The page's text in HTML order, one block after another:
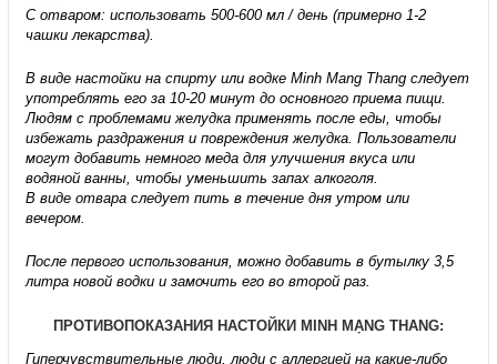
С отваром: использовать 500-600 мл / день (примерно 1-2
чашки лекарства).
В виде настойки на спирту или водке Minh Mang Thang следует
употреблять его за 10-20 минут до основного приема пищи.
Людям с проблемами желудка применять после еды, чтобы
избежать раздражения и повреждения желудка. Пользователи
могут добавить немного меда для улучшения вкуса или
водяной ванны, чтобы уменьшить запах алкоголя.
В виде отвара следует пить в течение дня утром или
вечером.
После первого использования, можно добавить в бутылку 3,5
литра новой водки и замочить его во второй раз.
ПРОТИВОПОКАЗАНИЯ НАСТОЙКИ MINH MẠNG THANG:
Гиперчувствительные люди, люди с аллергией на какие-либо